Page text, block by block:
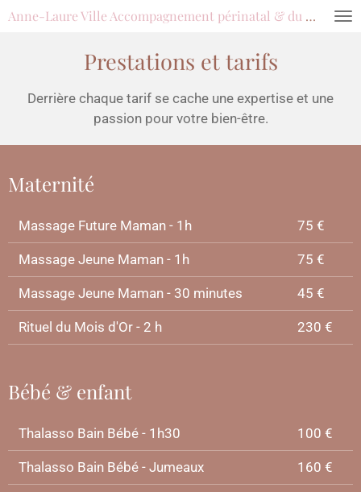
Passer
Anne-Laure Ville Accompagnement périnatal & du féminin
Prestations et tarifs
Derrière chaque tarif se cache une expertise et une
passion pour votre bien-être.
Maternité
Massage Future Maman - 1h 75 €
Massage Jeune Maman - 1h 75 €
Massage Jeune Maman - 30 minutes 45 €
Rituel du Mois d'Or - 2 h 230 €
Bébé & enfant
Thalasso Bain Bébé - 1h30 100 €
Thalasso Bain Bébé - Jumeaux 160 €